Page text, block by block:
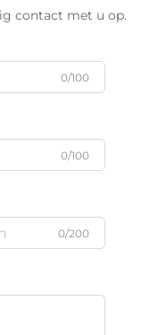
contact met u op.
0/100
0/100
0/200